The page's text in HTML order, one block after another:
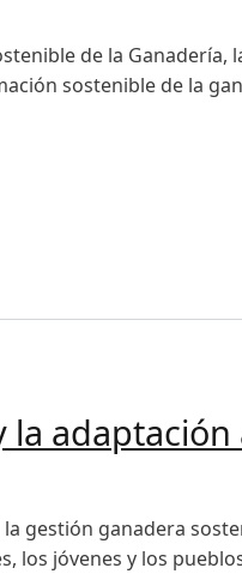
de la Ganadería,
sostenible de la
la adaptación
gestión ganadera
los jóvenes y los